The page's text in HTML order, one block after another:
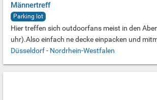
Männertreff
Parking lot
Hier treffen sich outdoorfans meist in den
uhr).Also einfach ne decke einpacken und
Düsseldorf- Nordrhein-Westfalen